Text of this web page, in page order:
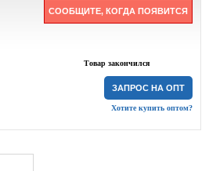
СООБЩИТЕ, КОГДА ПОЯВИТСЯ
Товар закончился
ЗАПРОС НА ОПТ
Хотите купить оптом?